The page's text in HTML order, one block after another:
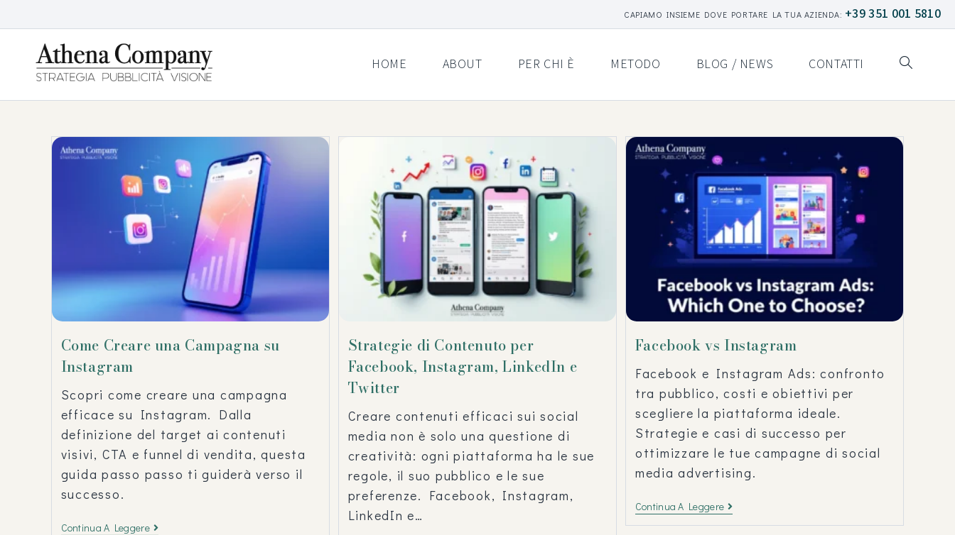
CAPIAMO INSIEME DOVE PORTARE LA TUA AZIENDA: +39 351 001 5810
HOME ABOUT PER CHI È METODO BLOG / NEWS CONTATTI
Come Creare una Campagna su
Instagram
Scopri come creare una campagna
efficace su Instagram. Dalla
definizione del target ai contenuti
visivi, CTA e funnel di vendita, questa
guida passo passo ti guiderà verso il
successo.
Continua A Leggere
Strategie di Contenuto per
Facebook, Instagram, LinkedIn e
Twitter
Creare contenuti efficaci sui social
media non è solo una questione di
creatività: ogni piattaforma ha le sue
regole, il suo pubblico e le sue
preferenze. Facebook, Instagram,
LinkedIn e…
Facebook vs Instagram
Facebook e Instagram Ads: confronto
tra pubblico, costi e obiettivi per
scegliere la piattaforma ideale.
Strategie e casi di successo per
ottimizzare le tue campagne di social
media advertising.
Continua A Leggere